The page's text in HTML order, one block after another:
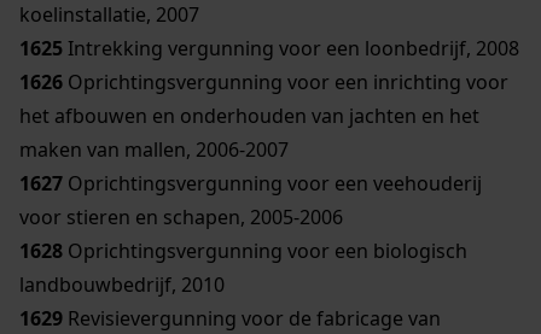
koelinstallatie, 2007
1625 Intrekking vergunning voor een loonbedrijf, 2008
1626 Oprichtingsvergunning voor een inrichting voor
het afbouwen en onderhouden van jachten en het
maken van mallen, 2006-2007
1627 Oprichtingsvergunning voor een veehouderij
voor stieren en schapen, 2005-2006
1628 Oprichtingsvergunning voor een biologisch
landbouwbedrijf, 2010
1629 Revisievergunning voor de fabricage van